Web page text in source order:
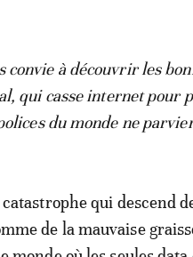
convie à découvrir les
qui casse internet pour
du monde ne
catastrophe qui descend
de la mauvaise